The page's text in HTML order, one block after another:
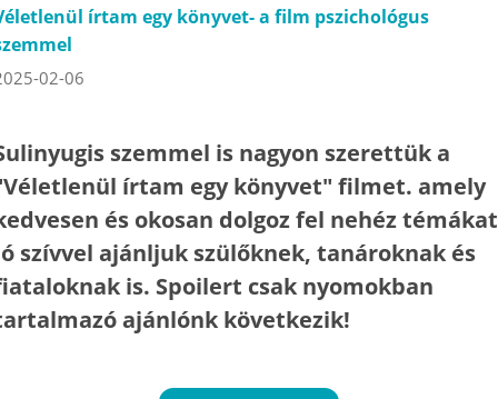
írtam egy könyvet- a film pszichológus
02-06
szemmel is nagyon szerettük a
írtam egy könyvet" filmet. amely
és okosan dolgoz fel nehéz
szívvel ajánljuk szülőknek, tanároknak és
is. Spoilert csak nyomokban
ajánlónk következik!